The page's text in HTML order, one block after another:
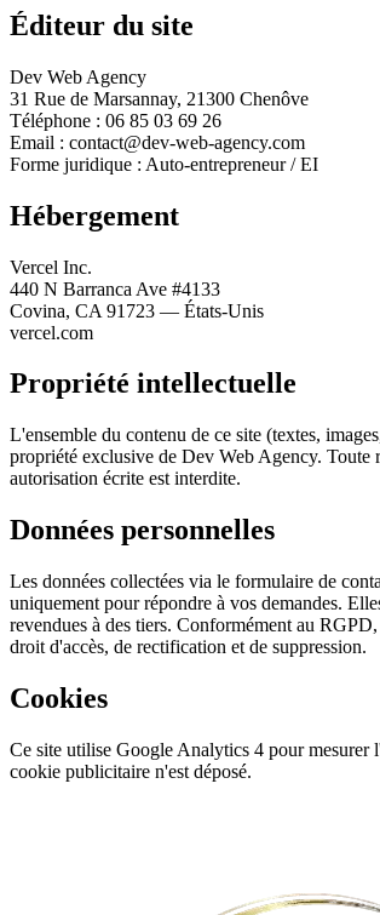
Éditeur du site
Dev Web Agency
31 Rue de Marsannay, 21300 Chenôve
Téléphone : 06 85 03 69 26
Email : contact@dev-web-agency.com
Forme juridique : Auto-entrepreneur / EI
Hébergement
Vercel Inc.
440 N Barranca Ave #4133
Covina, CA 91723 — États-Unis
vercel.com
Propriété intellectuelle
L'ensemble du contenu de ce site (textes,
propriété exclusive de Dev Web Agency. Toute
autorisation écrite est interdite.
Données personnelles
Les données collectées via le formulaire de
uniquement pour répondre à vos demandes.
revendues à des tiers. Conformément au
droit d'accès, de rectification et de suppression.
Cookies
Ce site utilise Google Analytics 4 pour mesurer
cookie publicitaire n'est déposé.